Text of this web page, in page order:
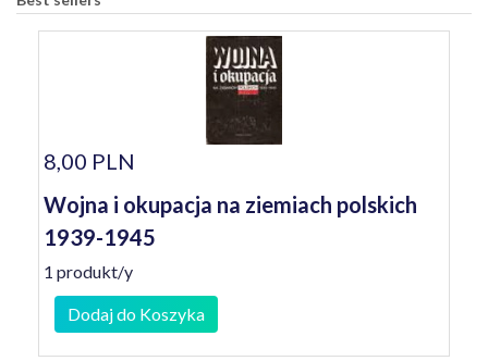
8,00 PLN
Wojna i okupacja na ziemiach polskich
1939-1945
1 produkt/y
Dodaj do Koszyka